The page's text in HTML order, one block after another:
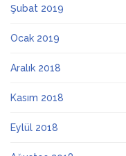
Şubat 2019
Ocak 2019
Aralık 2018
Kasım 2018
Eylül 2018